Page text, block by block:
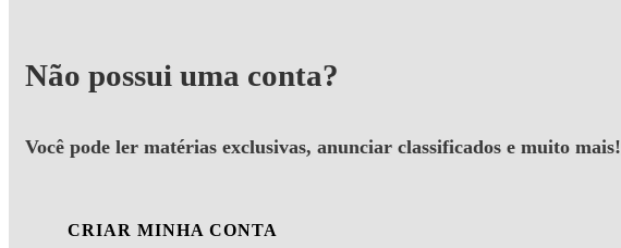
Não possui uma conta?
Você pode ler matérias exclusivas, anunciar classificados e muito mais!
CRIAR MINHA CONTA